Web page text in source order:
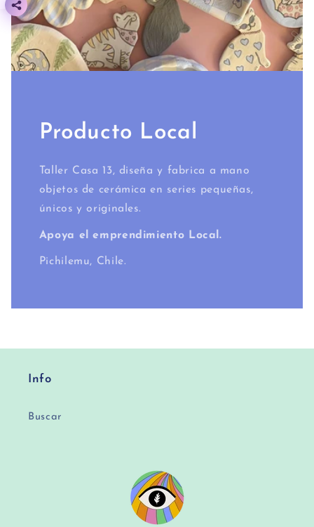
Producto Local
Taller Casa 13, diseña y fabrica a mano
objetos de cerámica en series pequeñas,
únicos y originales.
Apoya el emprendimiento Local.
Pichilemu, Chile.
Info
Buscar